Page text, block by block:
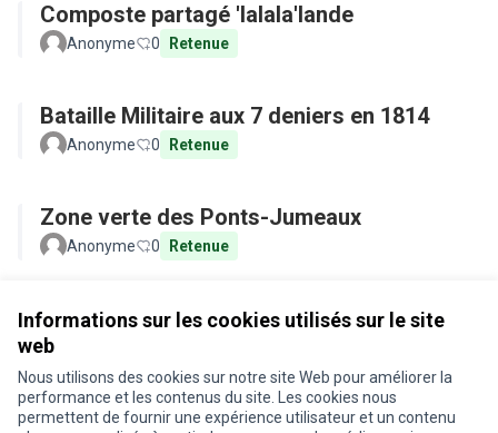
Informations sur les cookies utilisés sur le site
web
Nous utilisons des cookies sur notre site Web pour améliorer la
performance et les contenus du site. Les cookies nous
permettent de fournir une expérience utilisateur et un contenu
Composte partagé 'lalala'lande
Anonyme 0 Retenue
Bataille Militaire aux 7 deniers en 1814
Anonyme 0 Retenue
Zone verte des Ponts-Jumeaux
Anonyme 0 Retenue
Conditions d'utilisation
Paramètres des cookies
Je participe ! sur X
Je participe ! sur Facebook
Je participe ! sur Instagram